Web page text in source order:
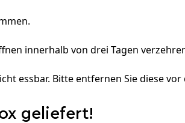
innerhalb von drei Tagen
essbar. Bitte entfernen Sie diese vor
geliefert!